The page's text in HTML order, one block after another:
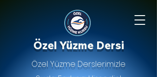
Özel Yüzme Dersi
Özel Yüzme Derslerimizle